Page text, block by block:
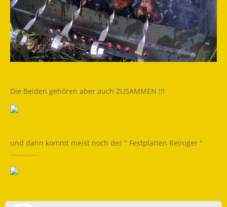
Die Beiden gehören aber auch ZUSAMMEN !!!
und dann kommt meist noch der " Festplatten Reiniger "
.............